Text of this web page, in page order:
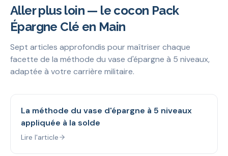
Aller plus loin — le cocon Pack
Épargne Clé en Main
Sept articles approfondis pour maîtriser chaque
facette de la méthode du vase d'épargne à 5 niveaux,
adaptée à votre carrière militaire.
La méthode du vase d'épargne à 5 niveaux
appliquée à la solde
Lire l'article